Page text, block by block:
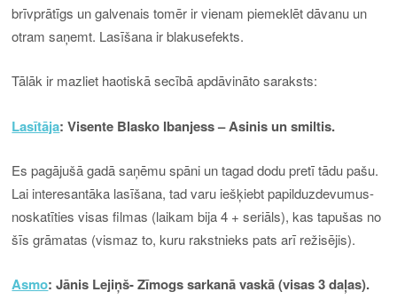
brīvprātīgs un galvenais tomēr ir vienam piemeklēt dāvanu un
otram saņemt. Lasīšana ir blakusefekts.
Tālāk ir mazliet haotiskā secībā apdāvināto saraksts:
Lasītāja: Visente Blasko Ibanjess – Asinis un smiltis.
Es pagājušā gadā saņēmu spāni un tagad dodu pretī tādu pašu.
Lai interesantāka lasīšana, tad varu iešķiebt papilduzdevumus-
noskatīties visas filmas (laikam bija 4 + seriāls), kas tapušas no
šīs grāmatas (vismaz to, kuru rakstnieks pats arī režisējis).
Asmo: Jānis Lejiņš- Zīmogs sarkanā vaskā (visas 3 daļas).